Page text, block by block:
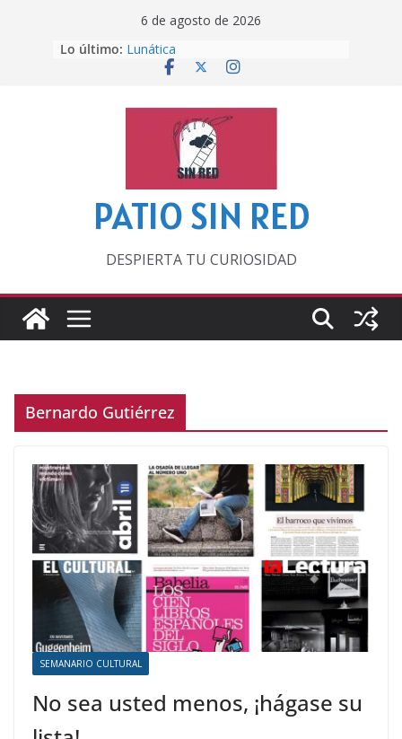
6 de agosto de 2026
Lo último: Lunática
Pero, hasta entonces…
‘La broma infinita’ de recomendar
lecturas veraniegas
Otra del Mundial
PATIO SIN RED
DESPIERTA TU CURIOSIDAD
Bernardo Gutiérrez
SEMANARIO CULTURAL
No sea usted menos, ¡hágase su